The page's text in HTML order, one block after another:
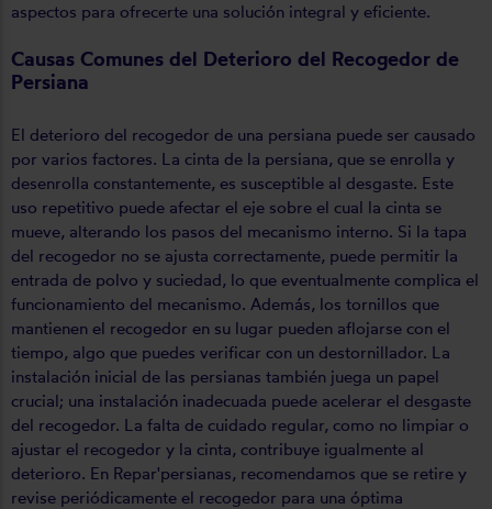
aspectos para ofrecerte una solución integral y eficiente.
Causas Comunes del Deterioro del Recogedor de
Persiana
El deterioro del recogedor de una persiana puede ser causado
por varios factores. La cinta de la persiana, que se enrolla y
desenrolla constantemente, es susceptible al desgaste. Este
uso repetitivo puede afectar el eje sobre el cual la cinta se
mueve, alterando los pasos del mecanismo interno. Si la tapa
del recogedor no se ajusta correctamente, puede permitir la
entrada de polvo y suciedad, lo que eventualmente complica el
funcionamiento del mecanismo. Además, los tornillos que
mantienen el recogedor en su lugar pueden aflojarse con el
tiempo, algo que puedes verificar con un destornillador. La
instalación inicial de las persianas también juega un papel
crucial; una instalación inadecuada puede acelerar el desgaste
del recogedor. La falta de cuidado regular, como no limpiar o
ajustar el recogedor y la cinta, contribuye igualmente al
deterioro. En Repar'persianas, recomendamos que se retire y
revise periódicamente el recogedor para una óptima